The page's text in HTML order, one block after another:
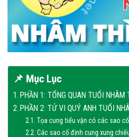
📌 Mục Lục
PHẦN 1: TỔNG QUAN TUỔI NHÂM
PHẦN 2: TỬ VI QUÝ ANH TUỔI
Tọa cung tiểu vận có các sao
Các sao cố định cung xung